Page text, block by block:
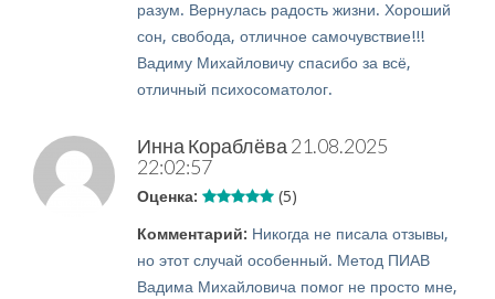
разум. Вернулась радость жизни. Хороший
сон, свобода, отличное самочувствие!!!
Вадиму Михайловичу спасибо за всё,
отличный психосоматолог.
Инна Кораблёва 21.08.2025
22:02:57
Оценка: (5)
Комментарий: Никогда не писала отзывы,
но этот случай особенный. Метод ПИАВ
Вадима Михайловича помог не просто мне,